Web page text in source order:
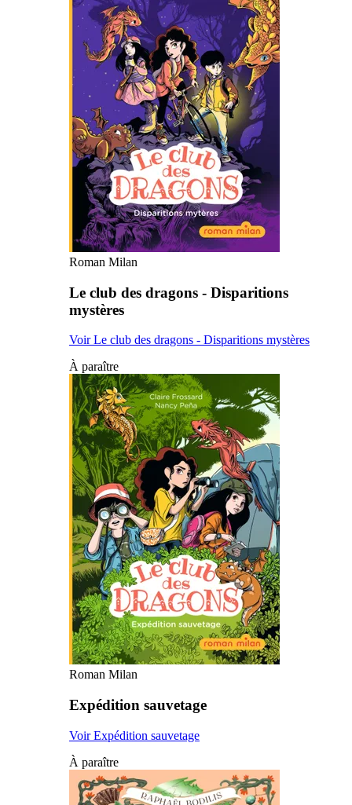
Roman Milan
Le club des dragons - Disparitions
mystères
Voir Le club des dragons - Disparitions mystères
À paraître
Roman Milan
Expédition sauvetage
Voir Expédition sauvetage
À paraître